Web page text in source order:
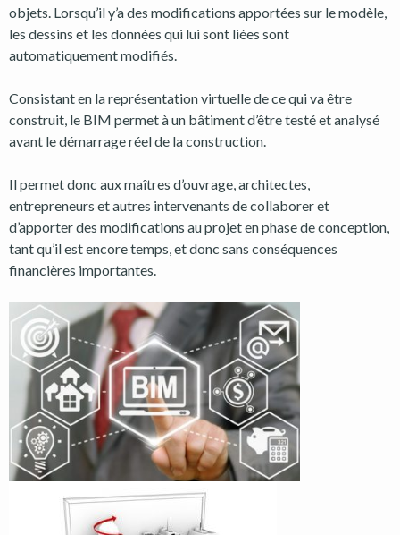
objets. Lorsqu’il y’a des modifications apportées sur le modèle,
les dessins et les données qui lui sont liées sont
automatiquement modifiés.
Consistant en la représentation virtuelle de ce qui va être
construit, le BIM permet à un bâtiment d’être testé et analysé
avant le démarrage réel de la construction.
Il permet donc aux maîtres d’ouvrage, architectes,
entrepreneurs et autres intervenants de collaborer et
d’apporter des modifications au projet en phase de conception,
tant qu’il est encore temps, et donc sans conséquences
financières importantes.